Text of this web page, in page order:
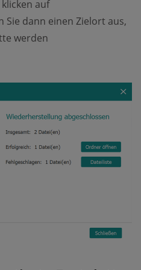
auf
Sie dann einen Zielort aus,
werden